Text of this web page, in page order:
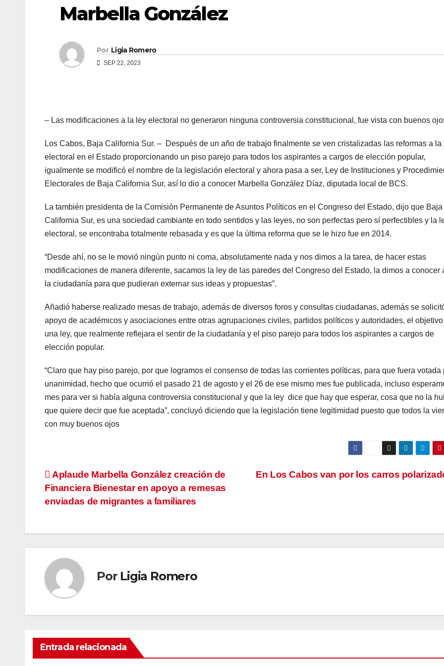
Marbella González
Por Ligia Romero
SEP 22, 2023
– Las modificaciones a la ley electoral no generaron ninguna controversia constitucional, fue vista con buenos
Los Cabos, Baja California Sur. – Después de un año de trabajo finalmente se ven cristalizadas las reformas a la
electoral en el Estado proporcionando un piso parejo para todos los aspirantes a cargos de elección popular,
igualmente se modificó el nombre de la legislación electoral y ahora pasa a ser, Ley de Instituciones y
Electorales de Baja California Sur, así lo dio a conocer Marbella González Díaz, diputada local de BCS.
La también presidenta de la Comisión Permanente de Asuntos Políticos en el Congreso del Estado, dijo que Baja
California Sur, es una sociedad cambiante en todo sentidos y las leyes, no son perfectas pero sí perfectibles y la
electoral, se encontraba totalmente rebasada y es que la última reforma que se le hizo fue en 2014.
“Desde ahí, no se le movió ningún punto ni coma, absolutamente nada y nos dimos a la tarea, de hacer estas
modificaciones de manera diferente, sacamos la ley de las paredes del Congreso del Estado, la dimos a conocer
la ciudadanía para que pudieran externar sus ideas y propuestas”.
Añadió haberse realizado mesas de trabajo, además de diversos foros y consultas ciudadanas, además se
apoyo de académicos y asociaciones entre otras agrupaciones civiles, partidos políticos y autoridades, el
una ley, que realmente reflejara el sentir de la ciudadanía y el piso parejo para todos los aspirantes a cargos de
elección popular.
“Claro que hay piso parejo, por que logramos el consenso de todas las corrientes políticas, para que fuera votada
unanimidad, hecho que ocurrió el pasado 21 de agosto y el 26 de ese mismo mes fue publicada, incluso
mes para ver si había alguna controversia constitucional y que la ley dice que hay que esperar, cosa que no la
que quiere decir que fue aceptada”, concluyó diciendo que la legislación tiene legitimidad puesto que todos la
con muy buenos ojos
Navegación
de
En Los Cabos van por los carros
Aplaude Marbella González creación de
Financiera Bienestar en apoyo a remesas
enviadas de migrantes a familiares
Por Ligia Romero
Entrada relacionada